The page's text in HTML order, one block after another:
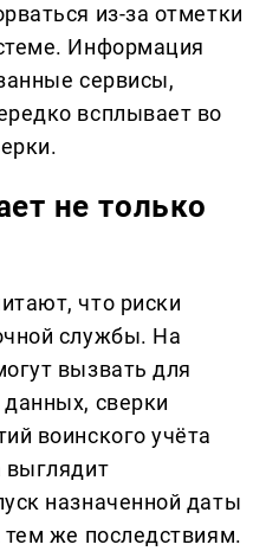
из-за отметки
Информация
сервисы,
всплывает во
не только
что риски
службы. На
вызвать для
сверки
воинского учёта
выглядит
назначенной даты
тем же последствиям.